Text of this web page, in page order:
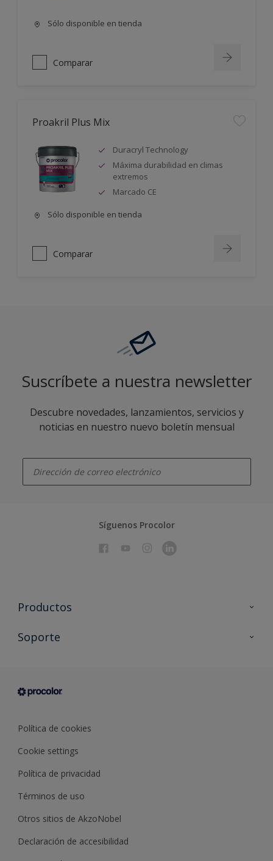
Sólo disponible en tienda
Comparar
Proakril Plus Mix
Duracryl Technology
Máxima durabilidad en climas
extremos
Marcado CE
Sólo disponible en tienda
Comparar
Suscríbete a nuestra newsletter
Descubre novedades, lanzamientos, servicios y
noticias en nuestro nuevo boletín mensual
Síguenos Procolor
Productos
Todos los productos
Condiciones generales de venta
Soporte
Sobre Procolor
Política de cookies
Cookie settings
Política de privacidad
Términos de uso
Otros sitios de AkzoNobel
Declaración de accesibilidad